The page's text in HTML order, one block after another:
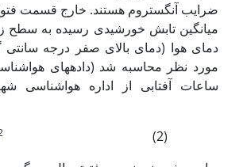
ضرایب آنگستروم هستند. خارج قسمت
میانگین تابش خورشیدی رسیده به سطح
دمای هوا (دمای بالای صفر درجه
مورد نظر محاسبه شد (داده­های
ساعات آفتابی از اداره هواشناسی
(2)